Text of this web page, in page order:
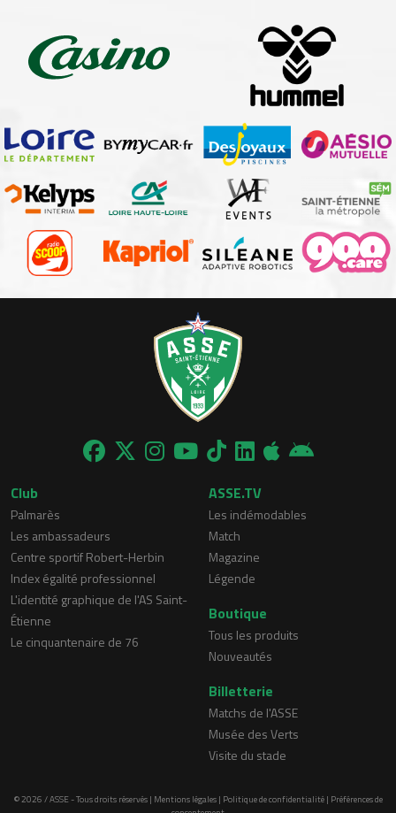
Club
Palmarès
Les ambassadeurs
Centre sportif Robert-Herbin
Index égalité professionnel
L'identité graphique de l'AS Saint-
Étienne
Le cinquantenaire de 76
ASSE.TV
Les indémodables
Match
Magazine
Légende
Boutique
Tous les produits
Nouveautés
Billetterie
Matchs de l'ASSE
Musée des Verts
Visite du stade
© 2026 / ASSE - Tous droits réservés | Mentions légales| Politique de confidentialité| Préférences de